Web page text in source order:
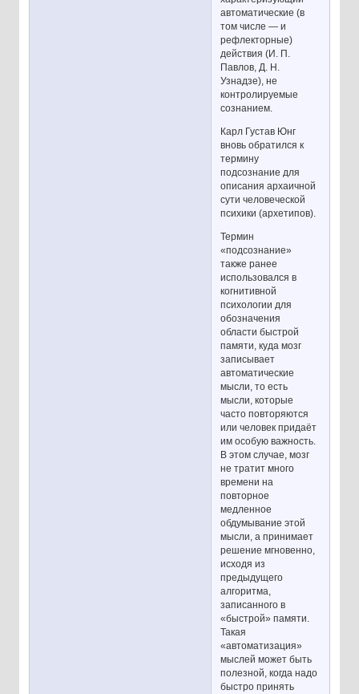
автоматические (в
том числе — и
рефлекторные)
действия (И. П.
Павлов, Д. Н.
Узнадзе), не
контролируемые
сознанием.
Карл Густав Юнг
вновь обратился к
термину
подсознание для
описания архаичной
сути человеческой
психики (архетипов).
Термин
«подсознание»
также ранее
использовался в
когнитивной
психологии для
обозначения
области быстрой
памяти, куда мозг
записывает
автоматические
мысли, то есть
мысли, которые
часто повторяются
или человек придаёт
им особую важность.
В этом случае, мозг
не тратит много
времени на
повторное
медленное
обдумывание этой
мысли, а принимает
решение мгновенно,
исходя из
предыдущего
алгоритма,
записанного в
«быстрой» памяти.
Такая
«автоматизация»
мыслей может быть
полезной, когда надо
быстро принять